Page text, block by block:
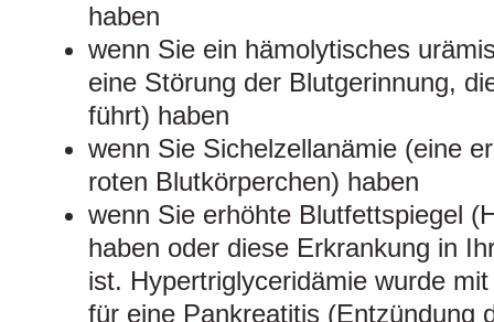
haben
wenn Sie ein hämolytisches
eine Störung der Blutgerinnung,
führt) haben
wenn Sie Sichelzellanämie (eine
roten Blutkörperchen) haben
wenn Sie erhöhte Blutfettspiegel
haben oder diese Erkrankung in
ist. Hypertriglyceridämie wurde
für eine Pankreatitis (Entzündung